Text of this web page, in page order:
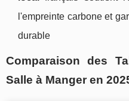
l'empreinte carbone et
durable
Comparaison des
Salle à Manger en